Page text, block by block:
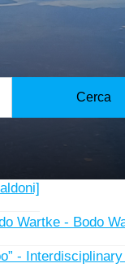
nel
in
- Team teaching
Wartke - Bodo
-